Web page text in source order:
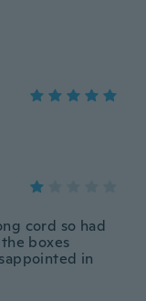
cord so had
boxes
in